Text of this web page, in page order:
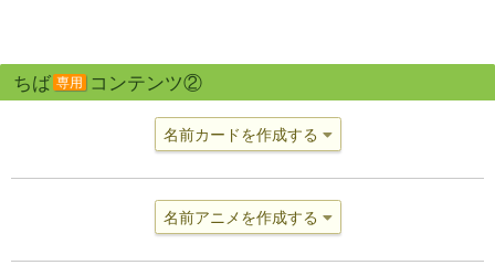
ちば 専用 コンテンツ②
名前カードを作成する
名前アニメを作成する